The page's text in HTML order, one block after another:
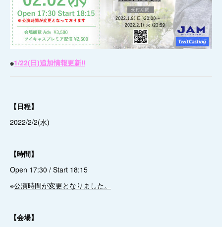
※1/22(日)追加情報更新‼️
【日程】
2022/2/2(水)
【時間】
Open 17:30 / Start 18:15
※公演時間が変更となりました。
【会場】